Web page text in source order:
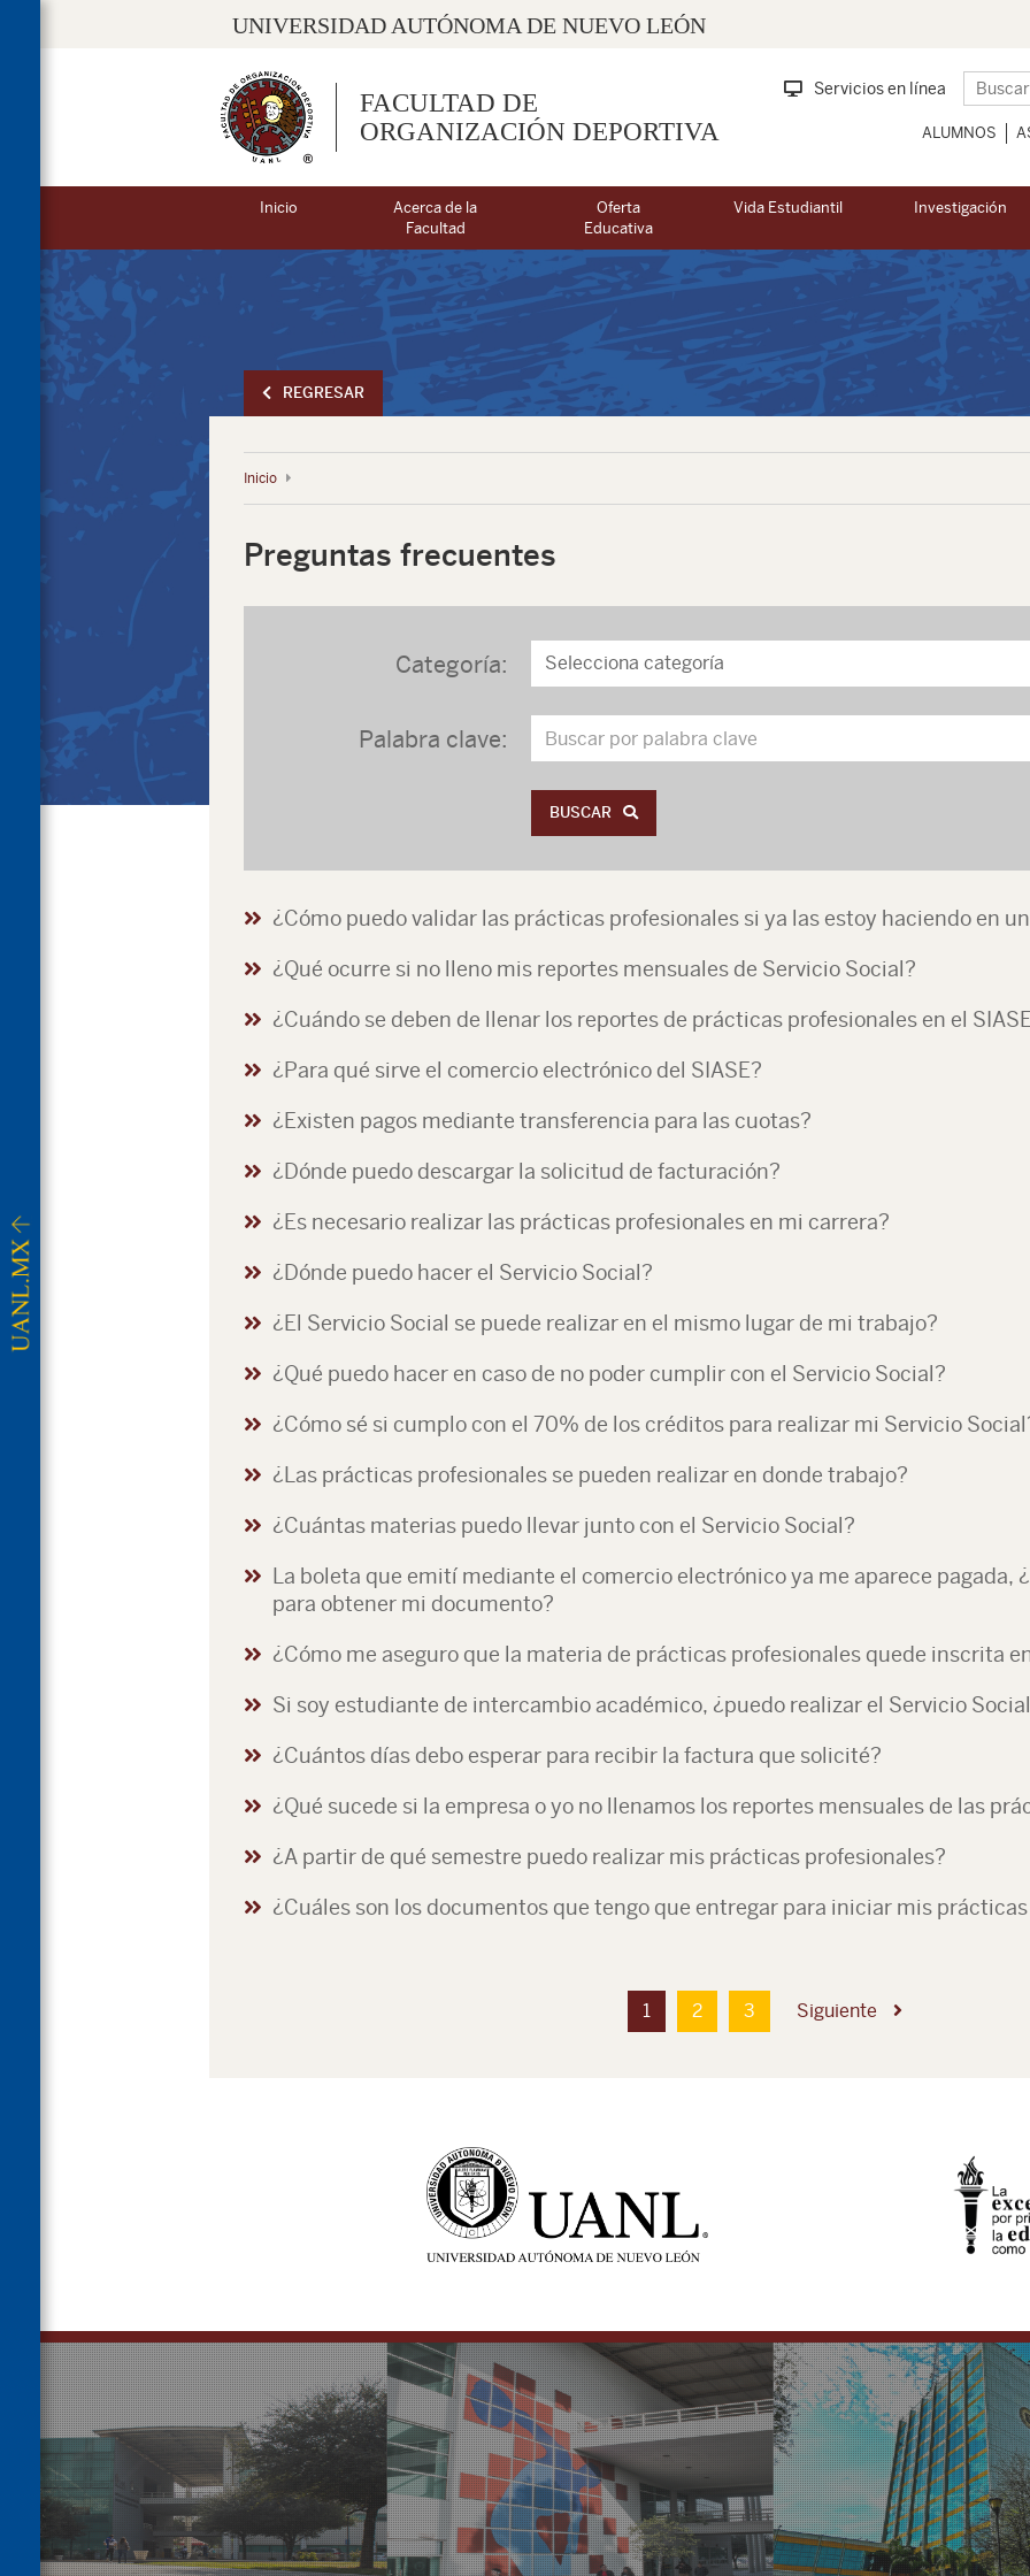
UNIVERSIDAD AUTÓNOMA DE NUEVO LEÓN
FACULTAD DE
ORGANIZACIÓN DEPORTIVA
Servicios en línea
ALUMNOS
Inicio
Acerca de la
Facultad
Oferta
Educativa
Vida Estudiantil Investigación
REGRESAR
Inicio
Preguntas frecuentes
Categoría:
Palabra clave:
BUSCAR
¿Cómo puedo validar las prácticas profesionales si ya las estoy haciendo en
¿Qué ocurre si no lleno mis reportes mensuales de Servicio Social?
¿Cuándo se deben de llenar los reportes de prácticas profesionales en el
¿Para qué sirve el comercio electrónico del SIASE?
¿Existen pagos mediante transferencia para las cuotas?
¿Dónde puedo descargar la solicitud de facturación?
¿Es necesario realizar las prácticas profesionales en mi carrera?
¿Dónde puedo hacer el Servicio Social?
¿El Servicio Social se puede realizar en el mismo lugar de mi trabajo?
¿Qué puedo hacer en caso de no poder cumplir con el Servicio Social?
¿Cómo sé si cumplo con el 70% de los créditos para realizar mi Servicio
¿Las prácticas profesionales se pueden realizar en donde trabajo?
¿Cuántas materias puedo llevar junto con el Servicio Social?
La boleta que emití mediante el comercio electrónico ya me aparece pagada,
para obtener mi documento?
¿Cómo me aseguro que la materia de prácticas profesionales quede inscrita
Si soy estudiante de intercambio académico, ¿puedo realizar el Servicio
¿Cuántos días debo esperar para recibir la factura que solicité?
¿Qué sucede si la empresa o yo no llenamos los reportes mensuales de las
¿A partir de qué semestre puedo realizar mis prácticas profesionales?
¿Cuáles son los documentos que tengo que entregar para iniciar mis
1 2 3 Siguiente